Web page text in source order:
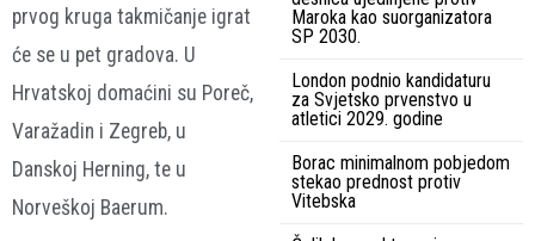
prvog kruga takmičanje igrat
će se u pet gradova. U
Hrvatskoj domaćini su Poreč,
Varažadin i Zegreb, u
Danskoj Herning, te u
Norveškoj Baerum.
Maroka kao suorganizatora
SP 2030.
London podnio kandidaturu
za Svjetsko prvenstvo u
atletici 2029. godine
Borac minimalnom pobjedom
stekao prednost protiv
Vitebska